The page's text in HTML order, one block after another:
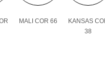
MALI COR 66
KANSAS
38